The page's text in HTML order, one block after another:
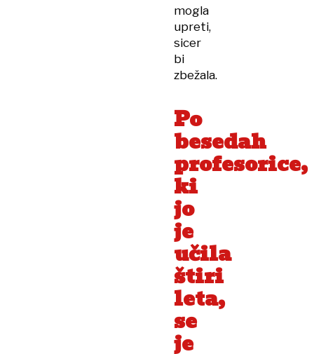
mogla
upreti,
sicer
bi
zbežala.
Po
besedah
profesorice,
ki
jo
je
učila
štiri
leta,
se
je